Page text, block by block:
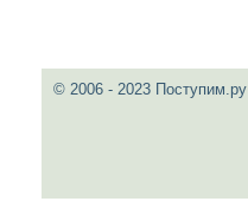
© 2006 - 2023 Поступим.ру